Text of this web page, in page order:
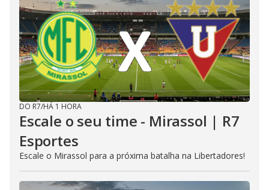
DO R7/HÁ 1 HORA
Escale o seu time - Mirassol | R7
Esportes
Escale o Mirassol para a próxima batalha na Libertadores!